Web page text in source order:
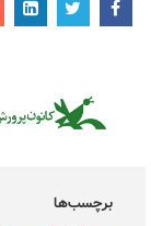
برچسب‌ها